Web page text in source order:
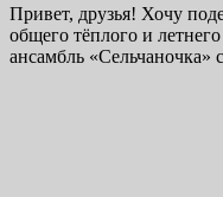
Привет, друзья! Хочу
общего тёплого и
ансамбль «Сельчаночка»